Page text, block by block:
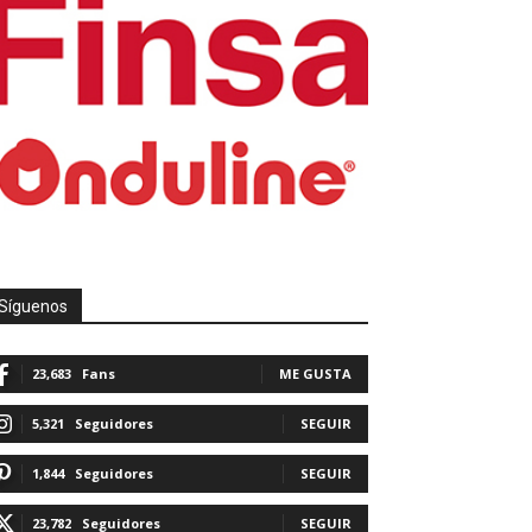
23,683 Fans ME GUSTA
5,321 Seguidores SEGUIR
1,844 Seguidores SEGUIR
23,782 Seguidores SEGUIR